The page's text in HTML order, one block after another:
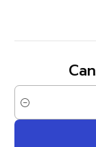
Cantidad